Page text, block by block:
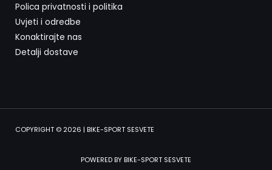
Polica privatnosti i politika
Uvjeti i odredbe
Konaktirajte nas
Detalji dostave
COPYRIGHT © 2026 | BIKE-SPORT SESVETE
POWERED BY BIKE-SPORT SESVETE